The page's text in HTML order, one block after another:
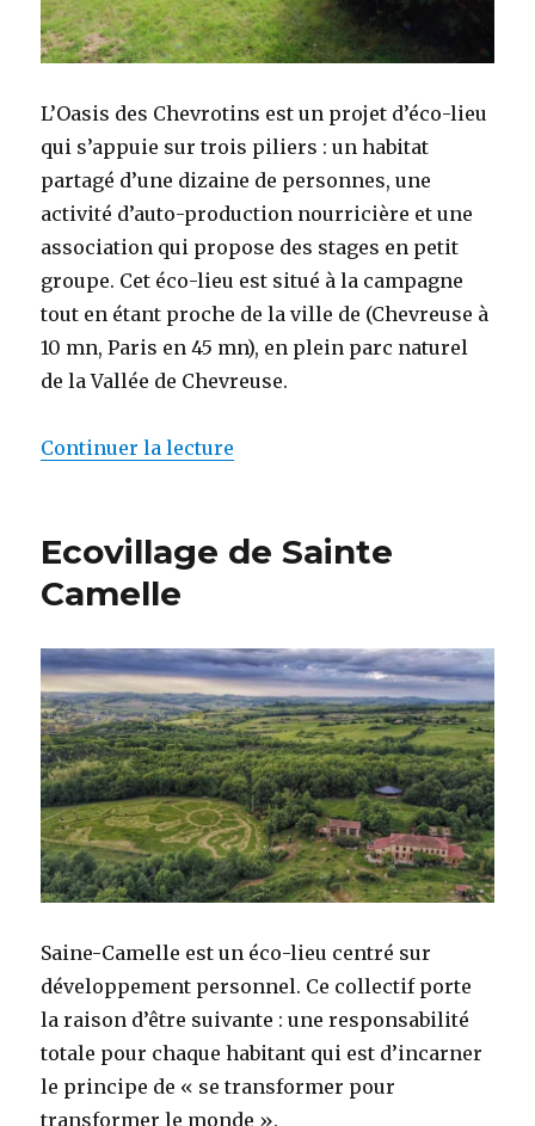
L’Oasis des Chevrotins est un projet d’éco-lieu
qui s’appuie sur trois piliers : un habitat
partagé d’une dizaine de personnes, une
activité d’auto-production nourricière et une
association qui propose des stages en petit
groupe. Cet éco-lieu est situé à la campagne
tout en étant proche de la ville de (Chevreuse à
10 mn, Paris en 45 mn), en plein parc naturel
de la Vallée de Chevreuse.
Continuer la lecture
Ecovillage de Sainte
Camelle
Saine-Camelle est un éco-lieu centré sur
développement personnel. Ce collectif porte
la raison d’être suivante : une responsabilité
totale pour chaque habitant qui est d’incarner
le principe de « se transformer pour
transformer le monde ».